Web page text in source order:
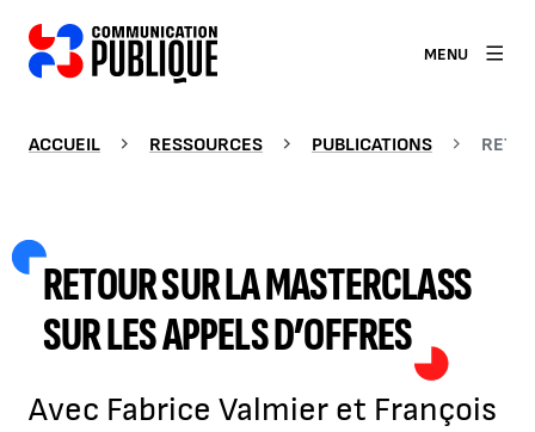
MENU
ACCUEIL RESSOURCES PUBLICATIONS
RETOUR SUR LA MASTERCLASS
SUR LES APPELS D’OFFRES
Avec Fabrice Valmier et François